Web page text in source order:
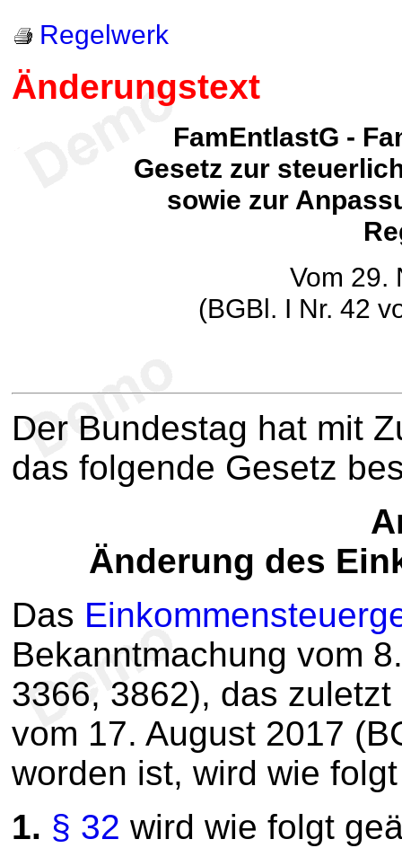
Regelwerk
Änderungstext
FamEntlastG -
Gesetz zur
sowie zur
Vom 29.
(BGBl. I Nr. 42
Der Bundestag hat mit
das folgende Gesetz
Änderung des
Das
Bekanntmachung vom
3366, 3862), das
vom 17. August 2017
worden ist, wird wie
1. § 32 wird wie folgt